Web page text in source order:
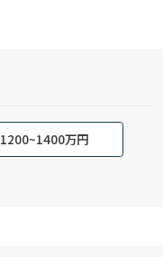
1200~1400万円